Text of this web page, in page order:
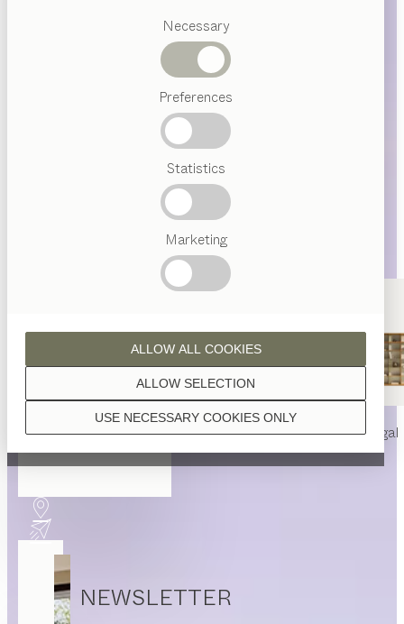
Necessary
Preferences
Statistics
Marketing
USE NECESSARY COOKIES ONLY
ALLOW SELECTION
ALLOW ALL COOKIES
Österreichisches
Handwerk
nyaTisch nyaStuhl filignoRegal
NEWSLETTER